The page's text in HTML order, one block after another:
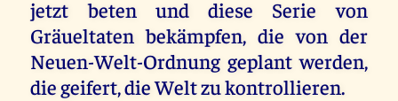
jetzt beten und diese Serie von
Gräueltaten bekämpfen, die von der
Neuen-Welt-Ordnung geplant werden,
die geifert, die Welt zu kontrollieren.